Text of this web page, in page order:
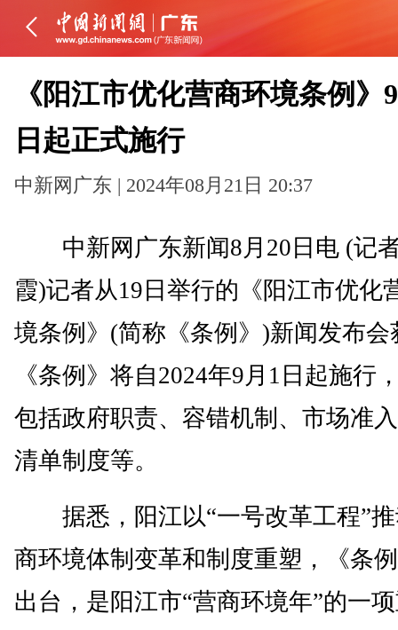
《阳江市优化营商环境条例》
日起正式施行
中新网广东 | 2024年08月21日 20:37
中新网广东新闻8月20日电 (记
霞)记者从19日举行的《阳江市优化
境条例》(简称《条例》)新闻发布会
《条例》将自2024年9月1日起施行
包括政府职责、容错机制、市场准
清单制度等。
据悉，阳江以“一号改革工程”推
商环境体制变革和制度重塑，《条
出台，是阳江市“营商环境年”的一